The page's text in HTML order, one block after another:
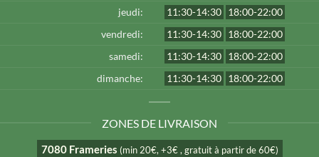
jeudi:
11:30-14:30 18:00-22:00
vendredi:
11:30-14:30 18:00-22:00
samedi:
11:30-14:30 18:00-22:00
dimanche:
11:30-14:30 18:00-22:00
ZONES DE LIVRAISON
7080 Frameries (min 20€, +3€ , gratuit à partir de 60€)